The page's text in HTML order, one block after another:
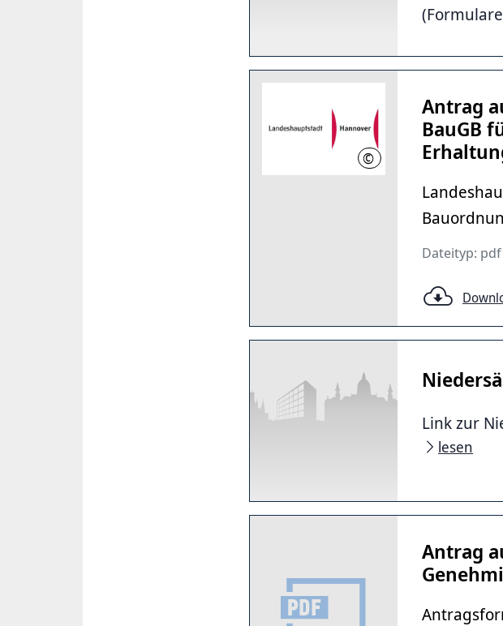
© LHH
Antrag
BauGB
Dateityp:
Link zur
lesen
Antrag